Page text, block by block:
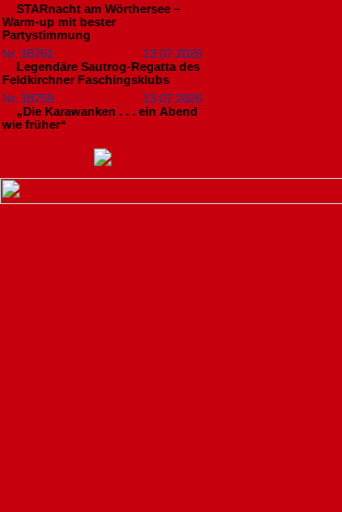
STARnacht am Wörthersee –
Warm-up mit bester
Partystimmung
Nr. 18761
13.07.2026
Legendäre Sautrog-Regatta des
Feldkirchner Faschingsklubs
Nr. 18759
13.07.2026
„Die Karawanken . . . ein Abend
wie früher“